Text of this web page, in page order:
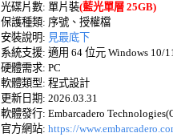
光碟片數: 單片裝(藍光單層 25GB)
保護種類: 序號、授權檔
安裝說明: 見最底下
系統支援: 適用 64 位元 Windows 10/
硬體需求: PC
軟體類型: 程式設計
更新日期: 2026.03.31
軟體發行: Embarcadero
官方網站: https://